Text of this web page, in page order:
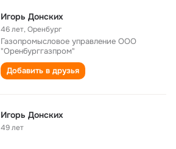
Игорь Донских
46 лет,Оренбург
Газопромысловое управление ООО
"Оренбурггазпром"
Добавить в друзья
Игорь Донских
49 лет